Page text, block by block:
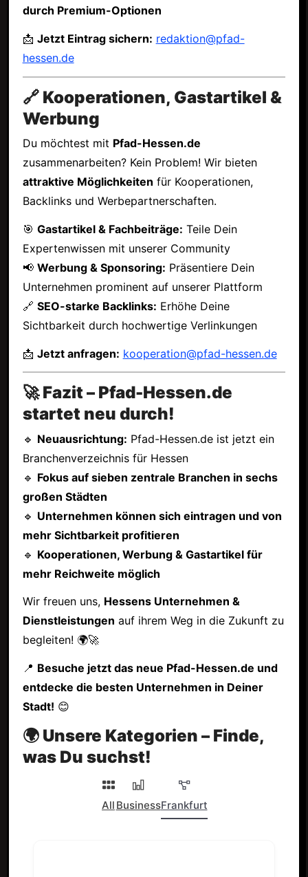
durch Premium-Optionen
📩 Jetzt Eintrag sichern: redaktion@pfad-
hessen.de
🔗 Kooperationen, Gastartikel &
Werbung
Du möchtest mit Pfad-Hessen.de
zusammenarbeiten? Kein Problem! Wir bieten
attraktive Möglichkeiten für Kooperationen,
Backlinks und Werbepartnerschaften.
🎯 Gastartikel & Fachbeiträge: Teile Dein
Expertenwissen mit unserer Community
📢 Werbung & Sponsoring: Präsentiere Dein
Unternehmen prominent auf unserer Plattform
🔗 SEO-starke Backlinks: Erhöhe Deine
Sichtbarkeit durch hochwertige Verlinkungen
📩 Jetzt anfragen: kooperation@pfad-hessen.de
🚀 Fazit – Pfad-Hessen.de
startet neu durch!
🔹 Neuausrichtung: Pfad-Hessen.de ist jetzt ein
Branchenverzeichnis für Hessen
🔹 Fokus auf sieben zentrale Branchen in sechs
großen Städten
🔹 Unternehmen können sich eintragen und von
mehr Sichtbarkeit profitieren
🔹 Kooperationen, Werbung & Gastartikel für
mehr Reichweite möglich
Wir freuen uns, Hessens Unternehmen &
Dienstleistungen auf ihrem Weg in die Zukunft zu
begleiten! 🌍🚀
📍 Besuche jetzt das neue Pfad-Hessen.de und
entdecke die besten Unternehmen in Deiner
Stadt! 😊
🌍 Unsere Kategorien – Finde,
was Du suchst!
All BusinessFrankfurt